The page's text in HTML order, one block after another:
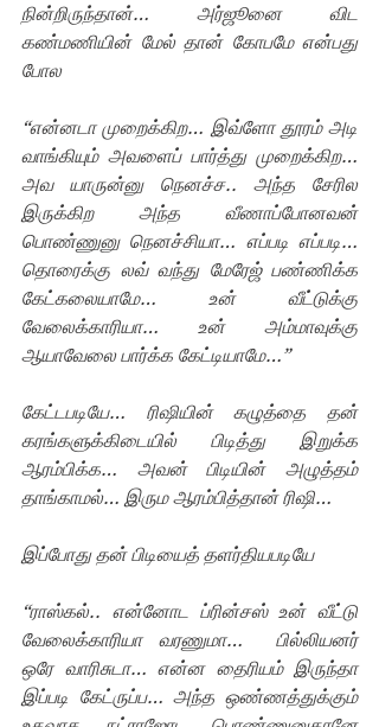
நின்றிருந்தான்… அர்ஜூனை விட
கண்மணியின் மேல் தான் கோபமே என்பது
போல
“என்னடா முறைக்கிற… இவ்ளோ தூரம் அடி
வாங்கியும் அவளைப் பார்த்து முறைக்கிற…
அவ யாருன்னு நெனச்ச.. அந்த சேரில
இருக்கிற அந்த வீணாப்போனவன்
பொண்ணுனு நெனச்சியா… எப்படி எப்படி…
தொரைக்கு லவ் வந்து மேரேஜ் பண்ணிக்க
கேட்கலையாமே… உன் வீட்டுக்கு
வேலைக்காரியா… உன் அம்மாவுக்கு
ஆயாவேலை பார்க்க கேட்டியாமே…”
கேட்டபடியே… ரிஷியின் கழுத்தை தன்
கரங்களுக்கிடையில் பிடித்து இறுக்க
ஆரம்பிக்க… அவன் பிடியின் அழுத்தம்
தாங்காமல்… இரும ஆரம்பித்தான் ரிஷி…
இப்போது தன் பிடியைத் தளர்தியபடியே
“ராஸ்கல்.. என்னோட ப்ரின்சஸ் உன் வீட்டு
வேலைக்காரியா வரணுமா…  பில்லியனர்
ஒரே வாரிசுடா… என்ன தைரியம் இருந்தா
இப்படி கேட்ருப்ப… அந்த ஒண்ணத்துக்கும்